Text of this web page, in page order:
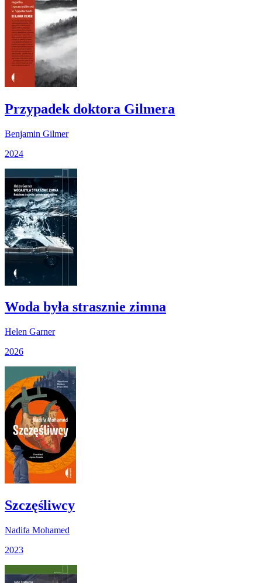
Przypadek doktora Gilmera
Benjamin Gilmer
2024
Woda była strasznie zimna
Helen Garner
2026
Szczęśliwcy
Nadifa Mohamed
2023